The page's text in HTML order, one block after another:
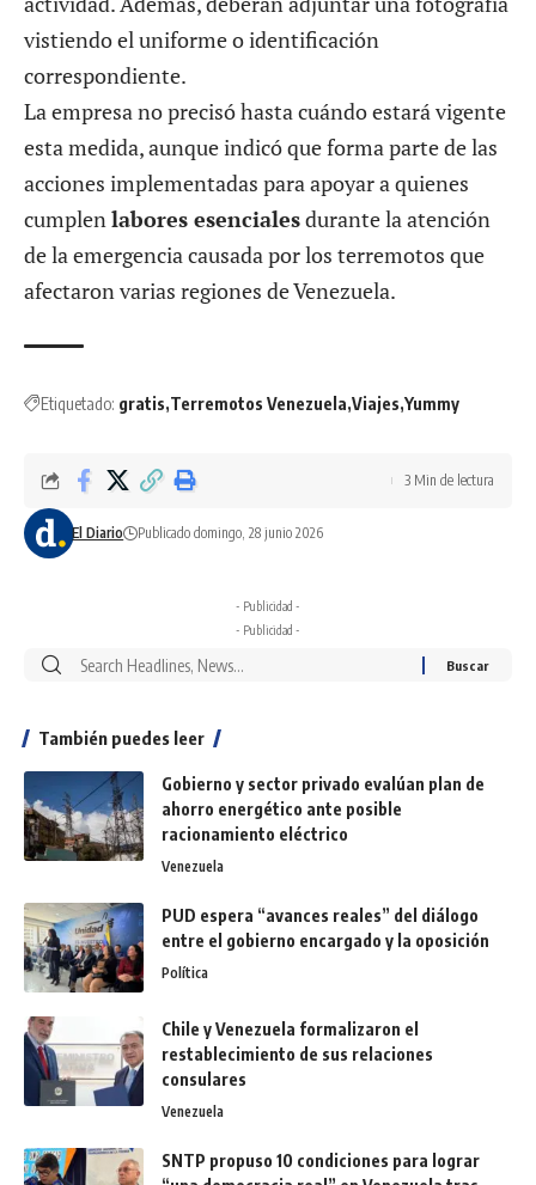
vistiendo el uniforme o identificación
correspondiente.
La empresa no precisó hasta cuándo estará vigente
esta medida, aunque indicó que forma parte de las
acciones implementadas para apoyar a quienes
cumplenlabores esencialesdurante la atención
de la emergencia causada por los terremotos que
afectaron varias regiones de Venezuela.
Etiquetado: gratis Terremotos Venezuela Viajes Yummy
El Diario Publicado domingo, 28 junio 2026
3 Min de lectura
- Publicidad -
- Publicidad -
También puedes leer
Gobierno y sector privado evalúan plan de
ahorro energético ante posible
racionamiento eléctrico
Venezuela
PUD espera “avances reales” del diálogo
entre el gobierno encargado y la oposición
Política
Chile y Venezuela formalizaron el
restablecimiento de sus relaciones
consulares
Venezuela
SNTP propuso 10 condiciones para lograr